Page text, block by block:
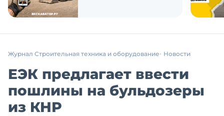
Журнал Строительная техника и оборудование Новости
ЕЭК предлагает ввести
пошлины на бульдозеры
из КНР